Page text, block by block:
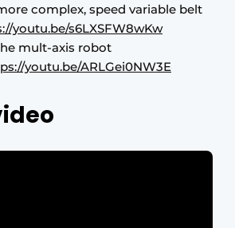
complex, speed variable belt
youtu.be/s6LXSFW8wKw
mult-axis robot
youtu.be/ARLGei0NW3E